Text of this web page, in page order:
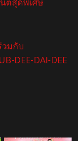
มกับ
DEE-DAI-DEE